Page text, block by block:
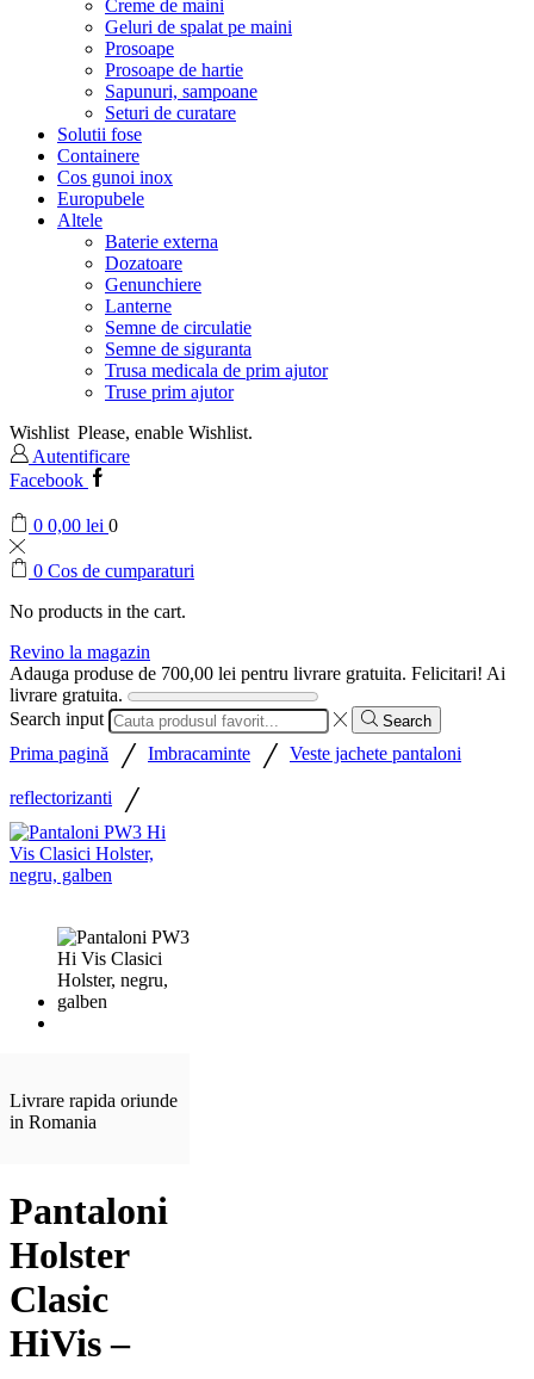
Creme de maini
Geluri de spalat pe maini
Prosoape
Prosoape de hartie
Sapunuri, sampoane
Seturi de curatare
Solutii fose
Containere
Cos gunoi inox
Europubele
Altele
Baterie externa
Dozatoare
Genunchiere
Lanterne
Semne de circulatie
Semne de siguranta
Trusa medicala de prim ajutor
Truse prim ajutor
Wishlist Please, enable Wishlist.
Autentificare
Facebook
0 0,00 lei 0
0 Cos de cumparaturi
No products in the cart.
Revino la magazin
Adauga produse de 700,00 lei pentru livrare gratuita. Felicitari! Ai
livrare gratuita.
Search input
Search
Prima pagină / Imbracaminte / Veste jachete pantaloni
reflectorizanti /
Livrare rapida oriunde
in Romania
Pantaloni
Holster
Clasic
HiVis –